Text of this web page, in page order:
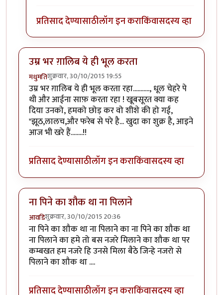
प्रतिसाद देण्यासाठीलॉग इन कराकिंवासदस्य व्हा
उम्र भर ग़ालिब ये ही भूल करता
मधुमतिशुक्रवार, 30/10/2015 19:55
उम्र भर ग़ालिब ये ही भूल करता रहा..........., धूल चेहरे पे
थी और आईना साफ़ करता रहा ! खूबसूरत क्या कह
दिया उनको, हमको छोड़ कर वो शीशे की हो गई,
"झूठ,लालच,और फरेब से परे है... खुदा का शुक्र है, आइने
आज भी खरे हैं........!!
प्रतिसाद देण्यासाठीलॉग इन कराकिंवासदस्य व्हा
ना पिने का शौक था ना पिलाने
आवडिशुक्रवार, 30/10/2015 20:36
ना पिने का शौक था ना पिलाने का ना पिने का शौक था
ना पिलाने का हमे तो बस नजरे मिलाने का शौक था पर
कम्बखत हम नजरे हि उनसे मिला बैठे जिन्हे नजरो से
पिलाने का शौक था ....
प्रतिसाद देण्यासाठीलॉग इन कराकिंवासदस्य व्हा